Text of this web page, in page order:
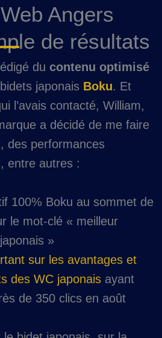
Angers
de résultats
du contenu optimisé
japonais Boku. Et
l’avais contacté, William,
a décidé de me faire
des performances
entre autres :
100% Boku au sommet de
le mot-clé « meilleur
»
sur les avantages et
des WC japonais ayant
de 350 clics en août